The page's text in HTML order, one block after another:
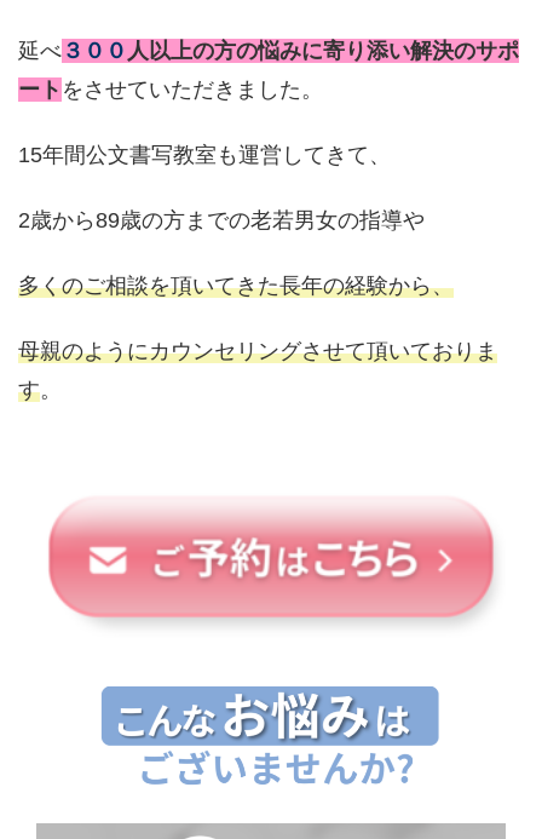
延べ ３００ 人以上の方の悩みに寄り添い解決のサポ
ート をさせていただきました。
15年間公文書写教室も運営してきて、
2歳から89歳の方までの老若男女の指導や
多くのご相談を頂いてきた長年の経験から、
母親のようにカウンセリングさせて頂いておりま
す。